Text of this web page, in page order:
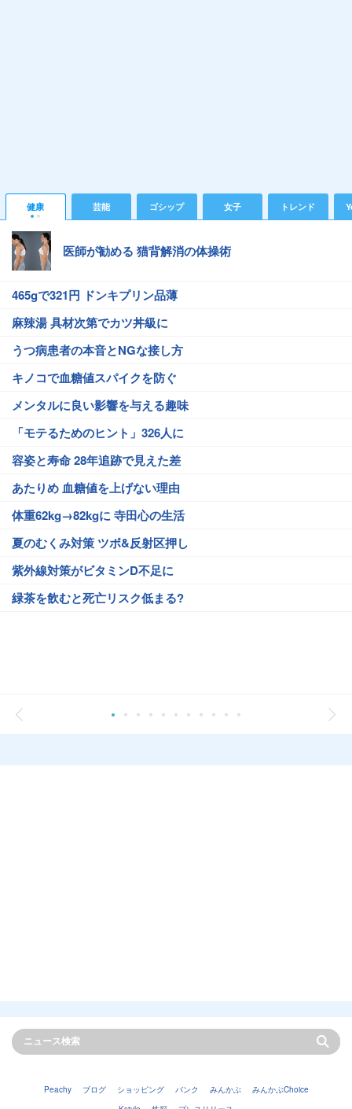
健康 芸能 ゴシップ 女子 トレンド
医師が勧める 猫背解消の体操術
465gで321円 ドンキプリン品薄
麻辣湯 具材次第でカツ丼級に
うつ病患者の本音とNGな接し方
キノコで血糖値スパイクを防ぐ
メンタルに良い影響を与える趣味
「モテるためのヒント」326人に
容姿と寿命 28年追跡で見えた差
あたりめ 血糖値を上げない理由
体重62kg→82kgに 寺田心の生活
夏のむくみ対策 ツボ&反射区押し
紫外線対策がビタミンD不足に
緑茶を飲むと死亡リスク低まる?
Peachy ブログ ショッピング バンク みんかぶ
みんかぶChoice